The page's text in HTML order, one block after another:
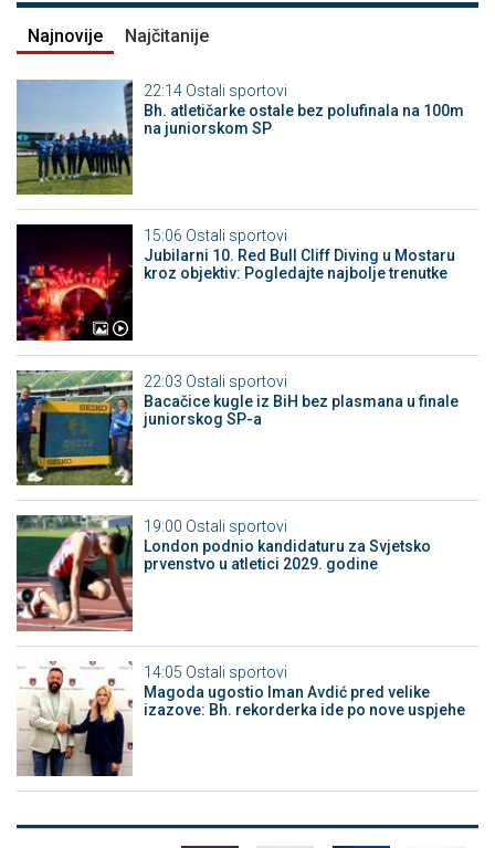
Najnovije Najčitanije
22:14 Ostali sportovi
Bh. atletičarke ostale bez polufinala na 100m
na juniorskom SP
15:06 Ostali sportovi
Jubilarni 10. Red Bull Cliff Diving u Mostaru
kroz objektiv: Pogledajte najbolje trenutke
22:03 Ostali sportovi
Bacačice kugle iz BiH bez plasmana u finale
juniorskog SP-a
19:00 Ostali sportovi
London podnio kandidaturu za Svjetsko
prvenstvo u atletici 2029. godine
14:05 Ostali sportovi
Magoda ugostio Iman Avdić pred velike
izazove: Bh. rekorderka ide po nove uspjehe